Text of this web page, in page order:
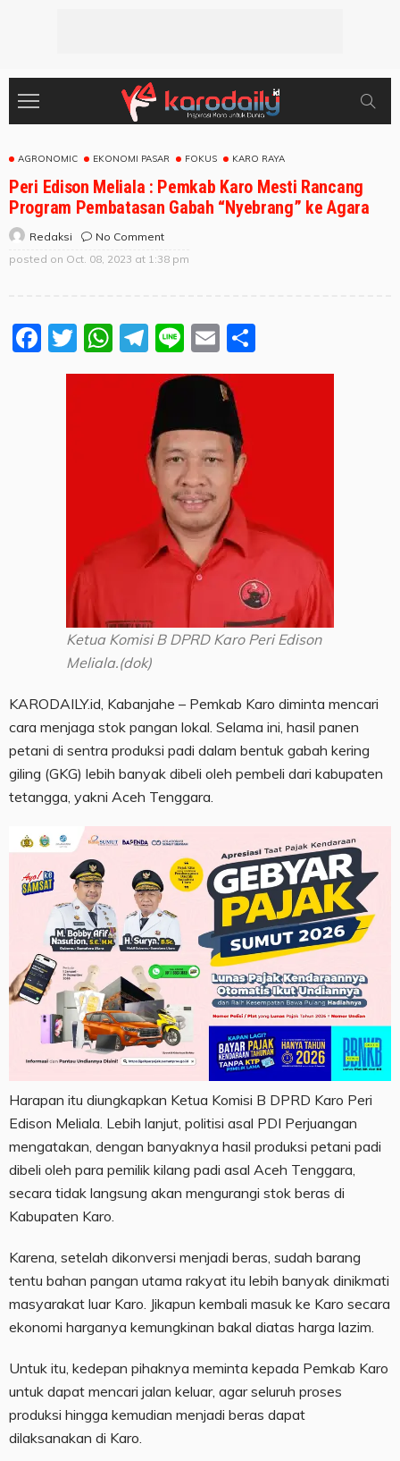
AGRONOMIC EKONOMI PASAR FOKUS KARO RAYA
Peri Edison Meliala : Pemkab Karo Mesti Rancang
Program Pembatasan Gabah “Nyebrang” ke Agara
Redaksi
No Comment
posted on Oct. 08, 2023 at 1:38 pm
Facebook
Twitter
WhatsApp
Telegram
LineEmail
Ketua Komisi B DPRD Karo Peri Edison
Meliala.(dok)
KARODAILY.id, Kabanjahe – Pemkab Karo diminta mencari
cara menjaga stok pangan lokal. Selama ini, hasil panen
petani di sentra produksi padi dalam bentuk gabah kering
giling (GKG) lebih banyak dibeli oleh pembeli dari kabupaten
tetangga, yakni Aceh Tenggara.
Harapan itu diungkapkan Ketua Komisi B DPRD Karo Peri
Edison Meliala. Lebih lanjut, politisi asal PDI Perjuangan
mengatakan, dengan banyaknya hasil produksi petani padi
dibeli oleh para pemilik kilang padi asal Aceh Tenggara,
secara tidak langsung akan mengurangi stok beras di
Kabupaten Karo.
Karena, setelah dikonversi menjadi beras, sudah barang
tentu bahan pangan utama rakyat itu lebih banyak dinikmati
masyarakat luar Karo. Jikapun kembali masuk ke Karo secara
ekonomi harganya kemungkinan bakal diatas harga lazim.
Untuk itu, kedepan pihaknya meminta kepada Pemkab Karo
untuk dapat mencari jalan keluar, agar seluruh proses
produksi hingga kemudian menjadi beras dapat
dilaksanakan di Karo.